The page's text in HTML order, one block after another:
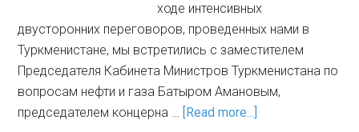
ходе интенсивных
двусторонних переговоров, проведенных нами в
Туркменистане, мы встретились с заместителем
Председателя Кабинета Министров Туркменистана по
вопросам нефти и газа Батыром Амановым,
председателем концерна … [Read more...]